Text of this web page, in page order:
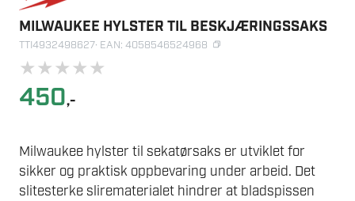
MILWAUKEE HYLSTER TIL BESKJÆRINGSSAKS
TTI4932498627· EAN: 4058546524968
★★★★★
450,-
Milwaukee hylster til sekatørsaks er utviklet for
sikker og praktisk oppbevaring under arbeid. Det
slitesterke slirematerialet hindrer at bladspissen